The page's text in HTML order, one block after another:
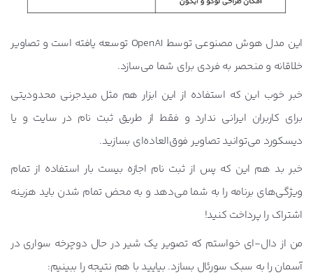
این مدل هوش مصنوعی توسط OpenAI توسعه یافته است و تصاویر
خلاقانه و منحصر به فردی برای شما می‌سازد.
خبر خوب این که استفاده از این ابزار هم مثل میدجرنی محدودیتی
برای کاربران ایرانی ندارد و فقط از طریق ثبت نام در سایت و یا
دیسکورد می‌توانید تصاویر فوق‌العاده‌ای بسازید.
خبر بد هم این که پس از ثبت نام اجازه بیست بار استفاده از تمام
ویژگی‌های برنامه را به شما می‌دهد و به محض تمام شدن باید هزینه
اشتراک را پرداخت کنید!
من از دال-ای خواستم که تصویر یک شیر در حال دوچرخه سواری در
آسمان را به سبک سورئال بسازد. بیایید با هم نتیجه را ببینیم: